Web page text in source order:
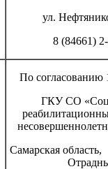
ул.
8 (84661)
По согласованию
ГКУ СО
Самарская